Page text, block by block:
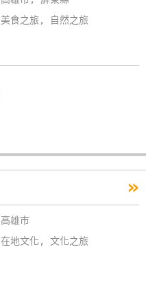
美食之旅, 自然之旅
»
高雄市
在地文化, 文化之旅